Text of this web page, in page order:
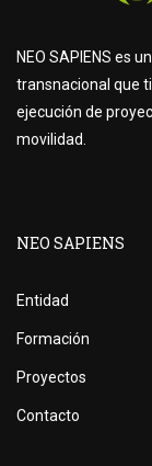
NEO SAPIENS es
transnacional que
ejecución de
movilidad.
NEO SAPIENS
Entidad
Formación
Proyectos
Contacto